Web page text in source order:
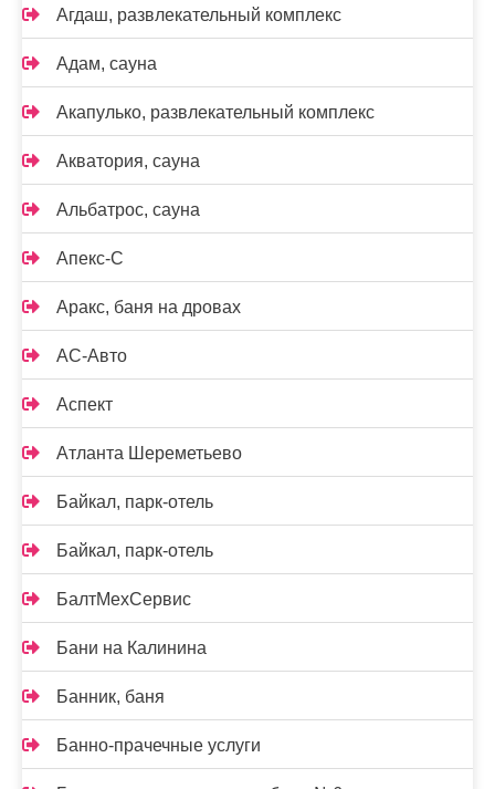
Агдаш, развлекательный комплекс
Адам, сауна
Акапулько, развлекательный комплекс
Акватория, сауна
Альбатрос, сауна
Апекс-С
Аракс, баня на дровах
АС-Авто
Аспект
Атланта Шереметьево
Байкал, парк-отель
Байкал, парк-отель
БалтМехСервис
Бани на Калинина
Банник, баня
Банно-прачечные услуги